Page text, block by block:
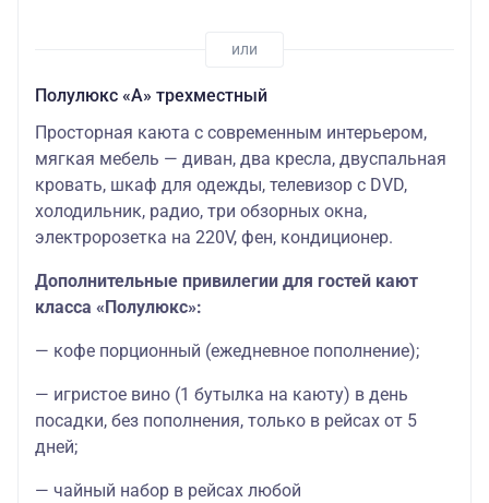
Полулюкс «А» трехместный
Просторная каюта с современным интерьером,
мягкая мебель — диван, два кресла, двуспальная
кровать, шкаф для одежды, телевизор c DVD,
холодильник, радио, три обзорных окна,
электророзетка на 220V, фен, кондиционер.
Дополнительные привилегии для гостей кают
класса «Полулюкс»:
— кофе порционный (ежедневное пополнение);
— игристое вино (1 бутылка на каюту) в день
посадки, без пополнения, только в рейсах от 5
дней;
— чайный набор в рейсах любой